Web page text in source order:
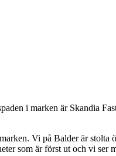
i marken är Skandia
Vi på Balder är
som är först ut och vi ser